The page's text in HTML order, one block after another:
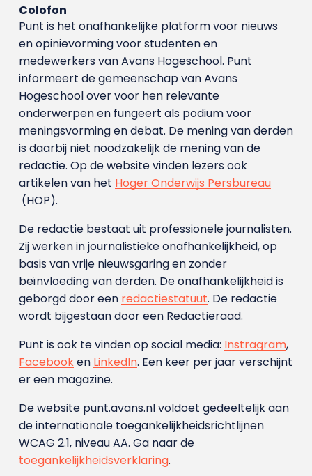
Colofon
Punt is het onafhankelijke platform voor nieuws
en opinievorming voor studenten en
medewerkers van Avans Hoge­school. Punt
informeert de gemeenschap van Avans
Hogeschool over voor hen relevante
onderwerpen en fungeert als podium voor
meningsvorming en debat. De mening van derden
is daarbij niet noodzakelijk de mening van de
redactie. Op de website vinden lezers ook
artikelen van het Hoger Onderwijs Persbureau
(HOP).
De redactie bestaat uit professionele journalisten.
Zij werken in journalistieke onafhankelijkheid, op
basis van vrije nieuwsgaring en zonder
beïnvloeding van derden. De onafhankelijkheid is
geborgd door een redactiestatuut. De redactie
wordt bijgestaan door een Redactieraad.
Punt is ook te vinden op social media: Instragram,
Facebooken LinkedIn. Een keer per jaar verschijnt
er een magazine.
De website punt.avans.nl voldoet gedeeltelijk aan
de internationale toegankelijkheidsrichtlijnen
WCAG 2.1, niveau AA. Ga naar de
toegankelijkheidsverklaring.